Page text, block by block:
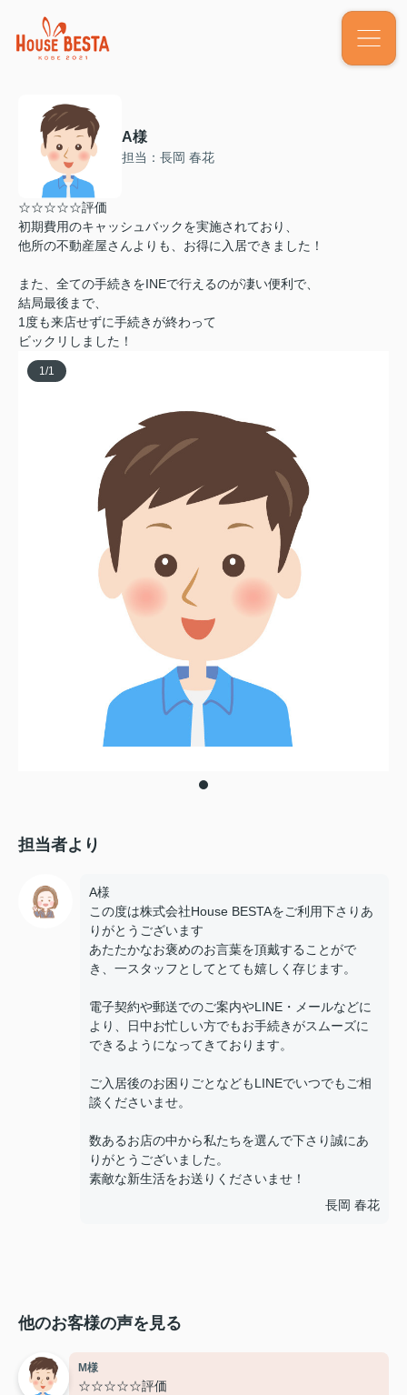
A様
担当：長岡 春花
☆☆☆☆☆評価
初期費用のキャッシュバックを実施されており、
他所の不動産屋さんよりも、お得に入居できました！
また、全ての手続きをINEで行えるのが凄い便利で、
結局最後まで、
1度も来店せずに手続きが終わって
ビックリしました！
1 /1
担当者より
A様
この度は株式会社House BESTAをご利用下さりあ
りがとうございます
あたたかなお褒めのお言葉を頂戴することがで
き、一スタッフとしてとても嬉しく存じます。
電子契約や郵送でのご案内やLINE・メールなどに
より、日中お忙しい方でもお手続きがスムーズに
できるようになってきております。
ご入居後のお困りごとなどもLINEでいつでもご相
談くださいませ。
数あるお店の中から私たちを選んで下さり誠にあ
りがとうございました。
素敵な新生活をお送りくださいませ！
長岡 春花
他のお客様の声を見る
M様
☆☆☆☆☆評価